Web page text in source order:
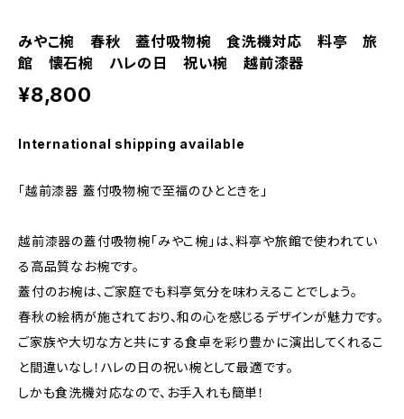
みやこ椀 春秋 蓋付吸物椀 食洗機対応 料亭 旅
館 懐石椀 ハレの日 祝い椀 越前漆器
¥8,800
International shipping available
「越前漆器 蓋付吸物椀で至福のひとときを」
越前漆器の蓋付吸物椀「みやこ椀」は、料亭や旅館で使われてい
る高品質なお椀です。
蓋付のお椀は、ご家庭でも料亭気分を味わえることでしょう。
春秋の絵柄が施されており、和の心を感じるデザインが魅力です。
ご家族や大切な方と共にする食卓を彩り豊かに演出してくれるこ
と間違いなし！ハレの日の祝い椀として最適です。
しかも食洗機対応なので、お手入れも簡単！